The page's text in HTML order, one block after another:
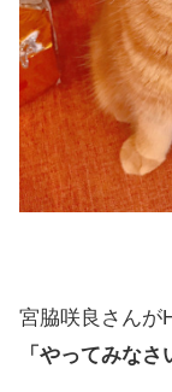
宮脇咲良さんが
「やってみな